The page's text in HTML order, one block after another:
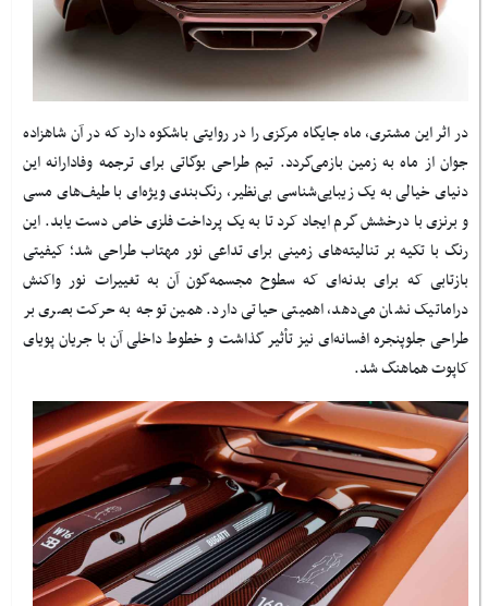
در اثر این مشتری، ماه جایگاه مرکزی را در روایتی باشکوه دارد که در آن شاهزاده
جوان از ماه به زمین بازمی‌گردد. تیم طراحی بوگاتی برای ترجمه وفادارانه این
دنیای خیالی به یک زیبایی‌شناسی بی‌نظیر، رنگ‌بندی ویژه‌ای با طیف‌های مسی
و برنزی با درخشش گرم ایجاد کرد تا به یک پرداخت فلزی خاص دست یابد. این
رنگ با تکیه بر تنالیته‌های زمینی برای تداعی نور مهتاب طراحی شد؛ کیفیتی
بازتابی که برای بدنه‌ای که سطوح مجسمه‌گون آن به تغییرات نور واکنش
دراماتیک نشان می‌دهد، اهمیتی حیاتی دارد. همین توجه به حرکت بصری بر
طراحی جلوپنجره افسانه‌ای نیز تأثیر گذاشت و خطوط داخلی آن با جریان پویای
کاپوت هماهنگ شد.